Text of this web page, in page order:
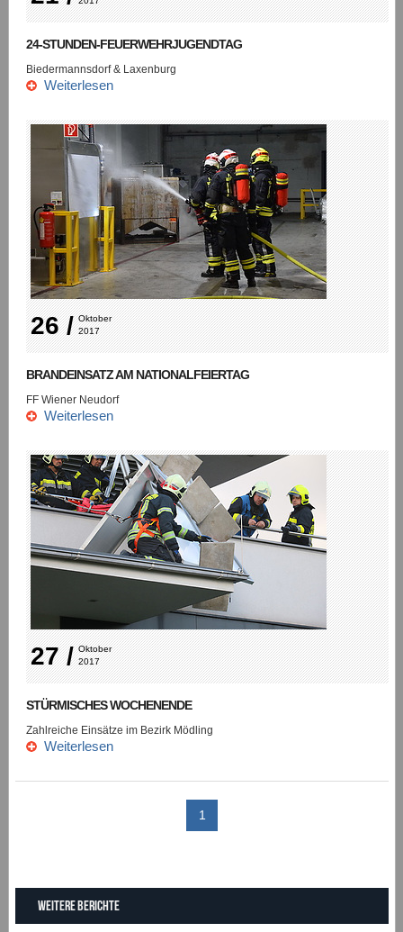
24-STUNDEN-FEUERWEHRJUGENDTAG
Biedermannsdorf & Laxenburg
Weiterlesen
26 / Oktober
2017
BRANDEINSATZ AM NATIONALFEIERTAG
FF Wiener Neudorf
Weiterlesen
27 / Oktober
2017
STÜRMISCHES WOCHENENDE
Zahlreiche Einsätze im Bezirk Mödling
Weiterlesen
1
Weitere Berichte